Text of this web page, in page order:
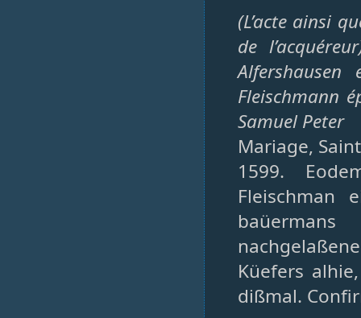
(L’acte ainsi
de
Fleischmann
Samuel Peter
Mariage,
1599.
Fleischman
Küefers
dißmal.